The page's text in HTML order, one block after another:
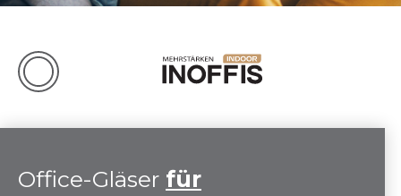
Office-Gläser für